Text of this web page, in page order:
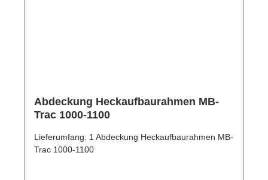
Abdeckung Heckaufbaurahmen MB-
Trac 1000-1100
Lieferumfang: 1 Abdeckung Heckaufbaurahmen MB-
Trac 1000-1100